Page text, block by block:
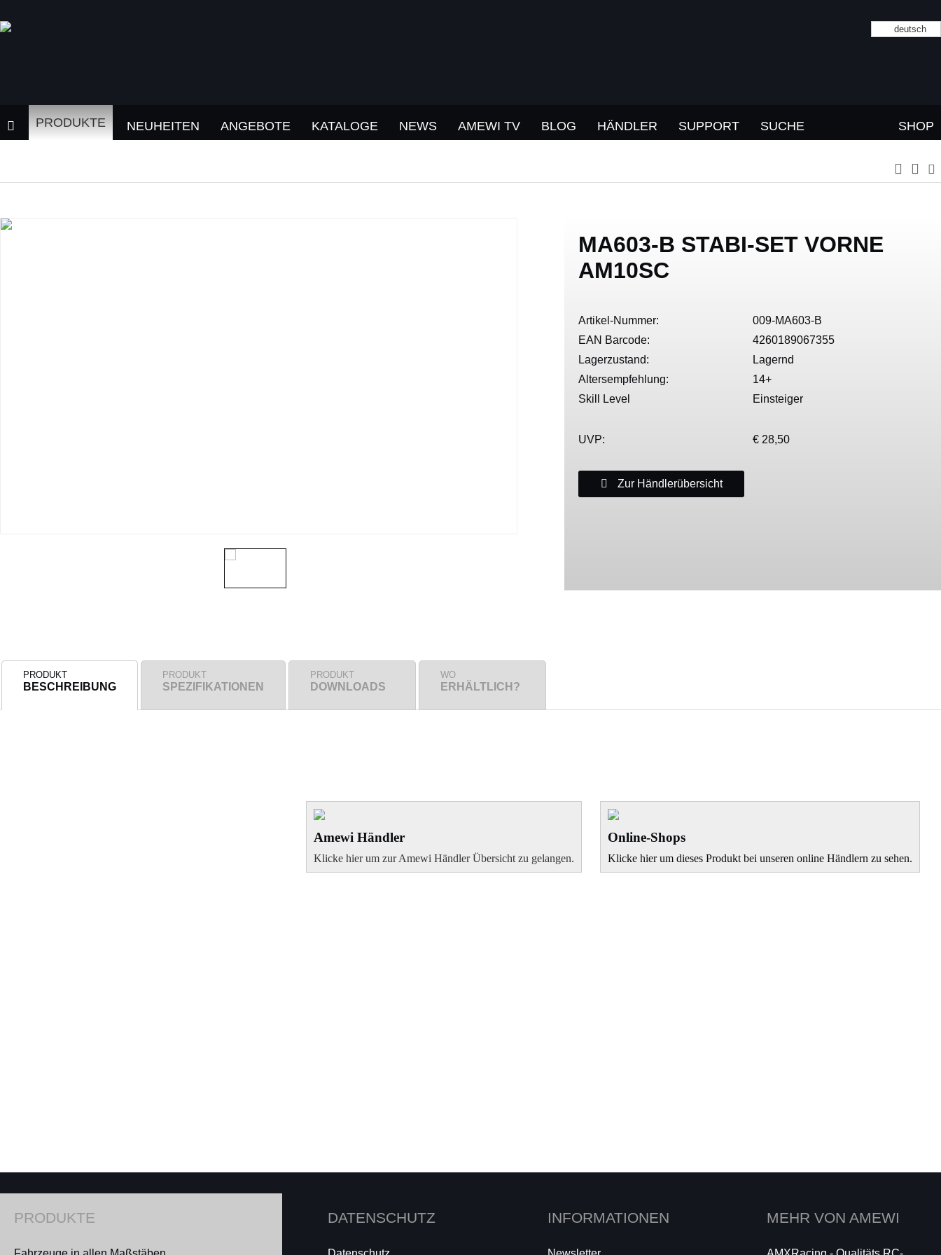
deutsch
PRODUKTE NEUHEITEN ANGEBOTE KATALOGE NEWS AMEWI TV BLOG HÄNDLER SUPPORT SUCHE SHOP
MA603-B STABI-SET VORNE
AM10SC
Artikel-Nummer:
009-MA603-B
EAN Barcode:
4260189067355
Lagerzustand:
Lagernd
Altersempfehlung:
14+
Skill Level
Einsteiger
UVP: € 28,50
Zur Händlerübersicht
PRODUKT
BESCHREIBUNG
PRODUKT
SPEZIFIKATIONEN
PRODUKT
DOWNLOADS
WO
ERHÄLTLICH?
Amewi Händler
Klicke hier um zur Amewi Händler Übersicht zu gelangen.
Online-Shops
Klicke hier um dieses Produkt bei unseren online Händlern zu sehen.
PRODUKTE DATENSCHUTZ INFORMATIONEN MEHR VON AMEWI